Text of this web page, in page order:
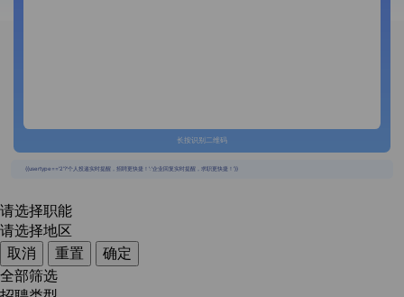
长按识别二维码
{{usertype=='2'?'个人投递实时提醒，招聘更快捷！':'企业回复实时提醒，求职更快捷！'}}
请选择职能
请选择地区
取消
重置
确定
全部筛选